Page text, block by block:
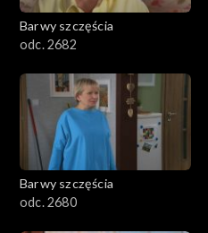
Barwy szczęścia
odc. 2682
Barwy szczęścia
odc. 2680